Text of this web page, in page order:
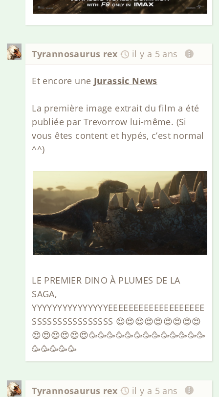
Tyrannosaurus rex il y a 5 ans
Et encore une Jurassic News
La première image extrait du film a été
publiée par Trevorrow lui-même. (Si
vous êtes content et hypés, c’est normal
^^)
LE PREMIER DINO À PLUMES DE LA
SAGA,
YYYYYYYYYYYYYYYEEEEEEEEEEEEEEEEEEE
SSSSSSSSSSSSSSSS 😍😍😍😍😍😍😍😍😍
😍😍😍😍😍😍🥳🥳🥳🥳🥳🥳🥳🥳🥳🥳🥳🥳🥳
🥳🥳🥳🥳🥳
Tyrannosaurus rex il y a 5 ans